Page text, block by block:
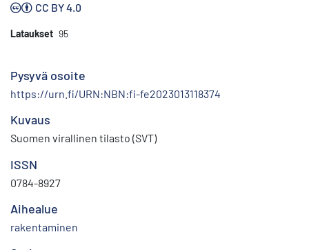
CC BY 4.0
Lataukset 95
Pysyvä osoite
https://urn.fi/URN:NBN:fi-fe2023013118374
Kuvaus
Suomen virallinen tilasto (SVT)
ISSN
0784-8927
Aihealue
rakentaminen